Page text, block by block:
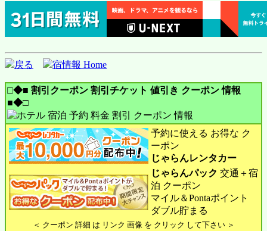
戻る 宿情報 Home
□◆■ 割引クーポン 割引チケット 値引き クーポン 情報
■◆□
予約に使える お得な ク
ーポン
じゃらんレンタカー
じゃらんパック 交通＋宿
泊 クーポン
マイル＆Pontaポイント
ダブル貯まる
＜ クーポン 詳細 は リンク 画像 を クリック して下さい ＞